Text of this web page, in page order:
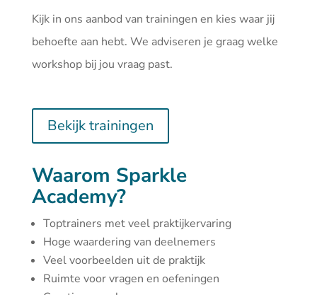
Kijk in ons aanbod van trainingen en kies waar jij
behoefte aan hebt. We adviseren je graag welke
workshop bij jou vraag past.
Bekijk trainingen
Waarom Sparkle
Academy?
Toptrainers met veel praktijkervaring
Hoge waardering van deelnemers
Veel voorbeelden uit de praktijk
Ruimte voor vragen en oefeningen